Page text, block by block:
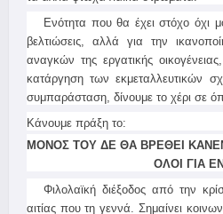
Ενότητα που θα έχει στόχο όχι
βελτιώσεις, αλλά για την
αναγκών της εργατικής
κατάργηση των εκμεταλλευτικών
συμπαράσταση, δίνουμε το χέρι σε
Κάνουμε πράξη το:
ΜΟΝΟΣ ΤΟΥ ΔΕ ΘΑ ΒΡΕΘΕΙ
ΟΛΟΙ ΓΙΑ
Φιλολαϊκή διέξοδος από την
αιτίας που τη γεννά. Σημαίνει